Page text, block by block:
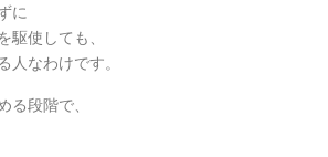
に
駆使しても、
人なわけです。
る段階で、